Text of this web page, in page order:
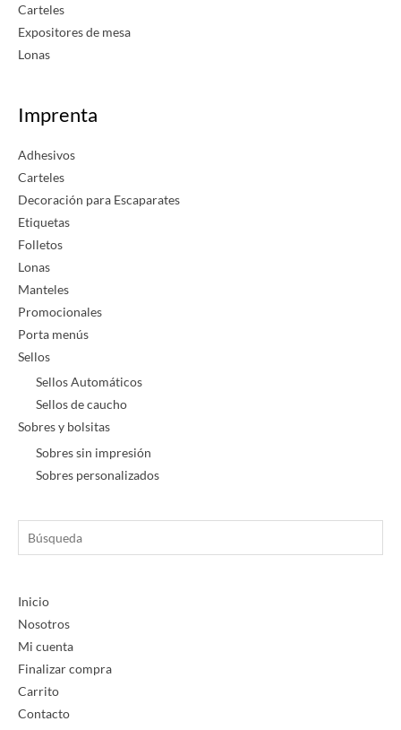
Carteles
Expositores de mesa
Lonas
Imprenta
Adhesivos
Carteles
Decoración para Escaparates
Etiquetas
Folletos
Lonas
Manteles
Promocionales
Porta menús
Sellos
Sellos Automáticos
Sellos de caucho
Sobres y bolsitas
Sobres sin impresión
Sobres personalizados
Búsqueda
Inicio
Nosotros
Mi cuenta
Finalizar compra
Carrito
Contacto